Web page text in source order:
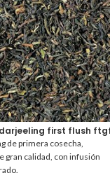
first flush
de primera cosecha,
gran calidad, con infusión